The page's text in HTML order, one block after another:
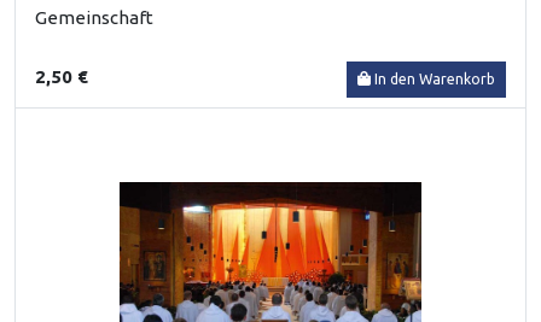
Gemeinschaft
2,50 € In den Warenkorb